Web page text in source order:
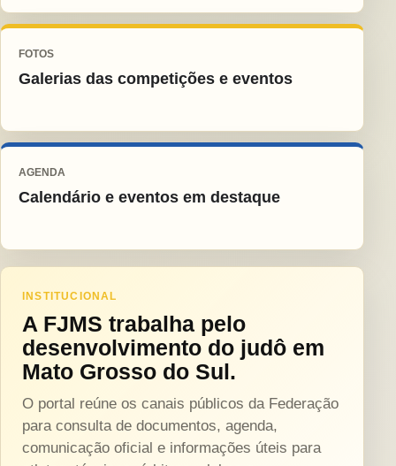
FOTOS
Galerias das competições e eventos
AGENDA
Calendário e eventos em destaque
INSTITUCIONAL
A FJMS trabalha pelo
desenvolvimento do judô em
Mato Grosso do Sul.
O portal reúne os canais públicos da Federação
para consulta de documentos, agenda,
comunicação oficial e informações úteis para